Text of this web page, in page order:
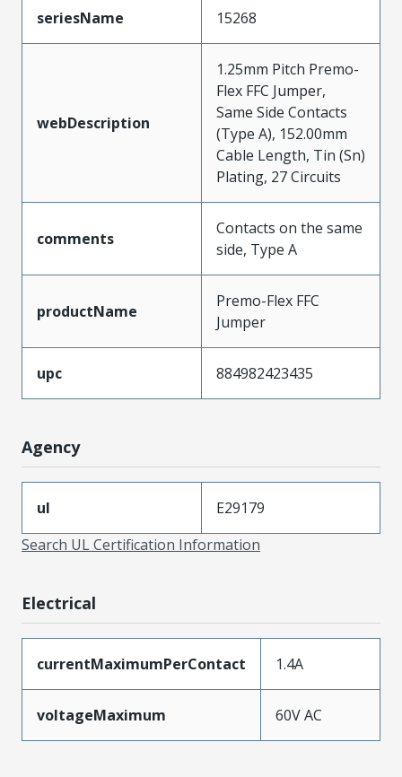
seriesName 15268
webDescription
1.25mm Pitch Premo-
Flex FFC Jumper,
Same Side Contacts
(Type A), 152.00mm
Cable Length, Tin (Sn)
Plating, 27 Circuits
comments
Contacts on the same
side, Type A
productName
Premo-Flex FFC
Jumper
upc 884982423435
Agency
ul
E29179
Search UL Certification Information
Electrical
currentMaximumPerContact 1.4A
voltageMaximum 60V AC